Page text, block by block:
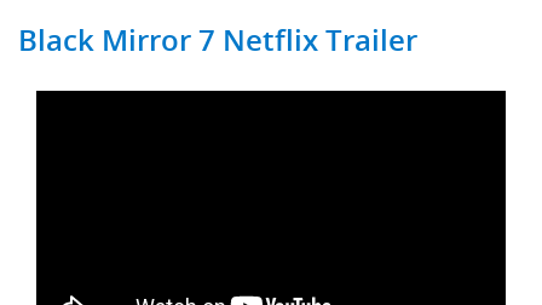
Black Mirror 7 Netflix Trailer